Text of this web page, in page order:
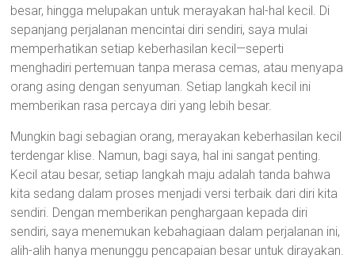
besar, hingga melupakan untuk merayakan hal-hal kecil. Di
sepanjang perjalanan mencintai diri sendiri, saya mulai
memperhatikan setiap keberhasilan kecil—seperti
menghadiri pertemuan tanpa merasa cemas, atau menyapa
orang asing dengan senyuman. Setiap langkah kecil ini
memberikan rasa percaya diri yang lebih besar.
Mungkin bagi sebagian orang, merayakan keberhasilan kecil
terdengar klise. Namun, bagi saya, hal ini sangat penting.
Kecil atau besar, setiap langkah maju adalah tanda bahwa
kita sedang dalam proses menjadi versi terbaik dari diri kita
sendiri. Dengan memberikan penghargaan kepada diri
sendiri, saya menemukan kebahagiaan dalam perjalanan ini,
alih-alih hanya menunggu pencapaian besar untuk dirayakan.